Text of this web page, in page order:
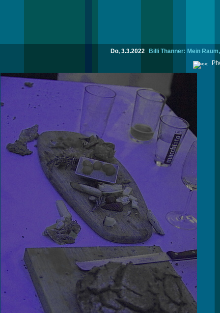
Do, 3.3.2022
Billi Thanner: Mein